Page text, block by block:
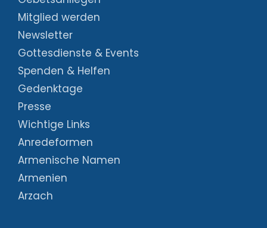
Mitglied werden
Newsletter
Gottesdienste & Events
Spenden & Helfen
Gedenktage
Presse
Wichtige Links
Anredeformen
Armenische Namen
Armenien
Arzach